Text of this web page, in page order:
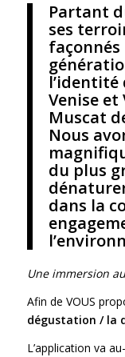
Partant
ses
façonnés
l’identité
Venise
Muscat
Nous
du plus
dans la
Une immersion
Afin de VOUS
dégustation / la
L’application va